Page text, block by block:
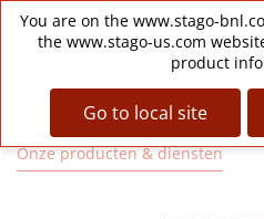
SkipYou are on the www.stago-
the www.stago-us.com
product
Go to local site
Menu
Onze producten & diensten